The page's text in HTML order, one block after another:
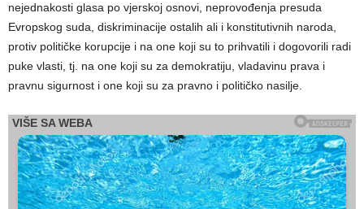
nejednakosti glasa po vjerskoj osnovi, neprovođenja presuda
Evropskog suda, diskriminacije ostalih ali i konstitutivnih naroda,
protiv političke korupcije i na one koji su to prihvatili i dogovorili radi
puke vlasti, tj. na one koji su za demokratiju, vladavinu prava i
pravnu sigurnost i one koji su za pravno i političko nasilje.